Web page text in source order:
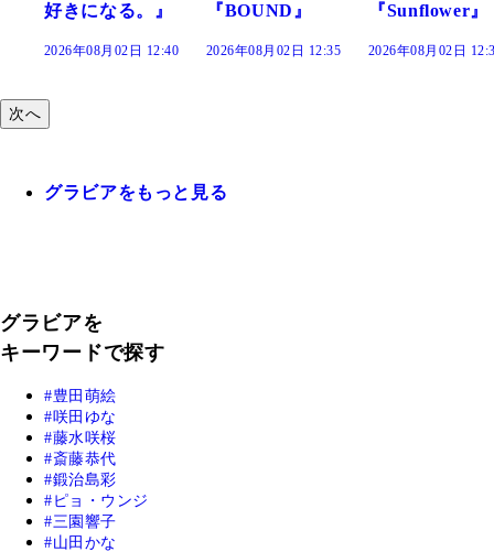
。』
12:40
『BOUND』
2026年08月02日 12:35
『Sunflower』
2026年08月02日 12:30
だまり』
2026年08月02
次へ
グラビアをもっと見る
グラビアを
キーワードで探す
豊田萌絵
咲田ゆな
藤水咲桜
斎藤恭代
鍛治島彩
ピョ・ウンジ
三園響子
山田かな